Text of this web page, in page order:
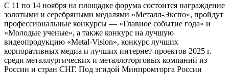
С 11 по 14 ноября на площадке форума состоится награждение
золотыми и серебряными медалями «Металл-Экспо», пройдут
профессиональные конкурсы — «Главное событие года» и
«Молодые ученые», а также конкурс на лучшую
видеопродукцию «Metal-Vision», конкурс лучших
корпоративных медиа и лучших интернет-проектов 2025 г.
среди металлургических и металлоторговых компаний из
России и стран СНГ. Под эгидой Минпромторга России